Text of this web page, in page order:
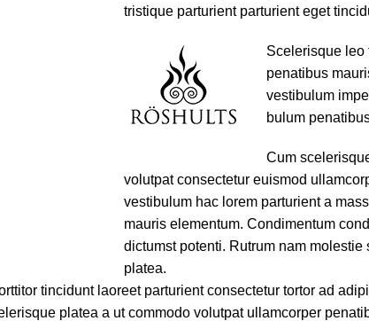
tristique parturient parturient eget
Scelerisque leo
penatibus
vestibulum
bulum
Cum
volutpat consectetur euismod
vestibulum hac lorem parturient a
mauris elementum. Condimentum
dictumst potenti. Rutrum nam
platea.
tincidunt laoreet parturient consectetur tortor ad
platea a ut commodo volutpat ullamcorper